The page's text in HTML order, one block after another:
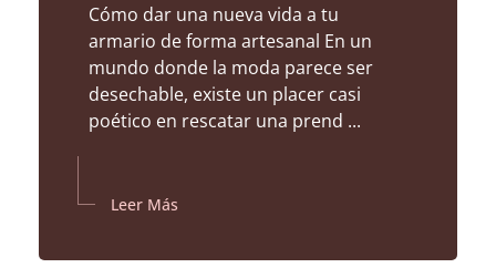
Cómo dar una nueva vida a tu
armario de forma artesanal En un
mundo donde la moda parece ser
desechable, existe un placer casi
poético en rescatar una prend ...
Leer Más